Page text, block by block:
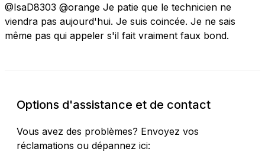
@IsaD8303 @orange Je patie que le technicien ne
viendra pas aujourd'hui. Je suis coincée. Je ne sais
même pas qui appeler s'il fait vraiment faux bond.
Options d'assistance et de contact
Vous avez des problèmes? Envoyez vos
réclamations ou dépannez ici: